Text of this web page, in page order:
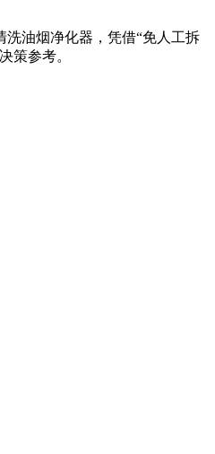
油烟净化器，凭借“免人工拆
策参考。